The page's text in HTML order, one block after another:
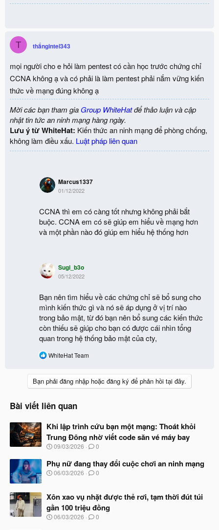
T thắngintel343
mọi người cho e hỏi làm pentest có cần học trước chứng chỉ
CCNA không ạ và có phải là làm pentest phải nắm vững kiến
thức về mạng đúng không ạ
Mời các bạn tham gia Group WhiteHatđể thảo luận và cập
nhật tin tức an ninh mạng hàng ngày.
Lưu ý từ WhiteHat: Kiến thức an ninh mạng để phòng chống,
không làm điều xấu. Luật pháp liên quan
Marcus1337
01/12/2022
CCNA thì em có càng tốt nhưng không phải bắt
buộc. CCNA em có sẽ giúp em hiểu về mạng hơn
và một phần nào đó giúp em hiểu hệ thống hơn
Sugi_b3o
05/12/2022
Bạn nên tìm hiểu về các chứng chỉ sẽ bổ sung cho
mình kiến thức gì và nó sẽ áp dụng ở vị trí nào
trong bảo mật, từ đó bạn nên bổ sung các kiến thức
còn thiếu sẽ giúp cho bạn có được cái nhìn tổng
quan trong hệ thống bảo mật của cty,
R
c
t
o
n
:
WhiteHat Team
Bạn phải đăng nhập hoặc đăng ký để phản hồi tại đây.
Bài viết liên quan
Khi lập trình cứu bạn một mạng: Thoát khỏi
Trung Đông nhờ viết code săn vé máy bay
N
à
y
b
t
đ
ầ
u
09/03/2026 0
Phụ nữ đang thay đổi cuộc chơi an ninh mạng
N
y
b
ắ
t
06/03/2026 0
Xôn xao vụ nhặt được thẻ rơi, tạm thời đút túi
gần 100 triệu đồng
N
06/03/2026 0